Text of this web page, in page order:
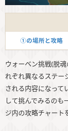
①の場所と攻略
ウォーベン挑戦(脱
れぞれ異なるステー
される内容になって
して挑んでみるのも
ジ内の攻略チャート